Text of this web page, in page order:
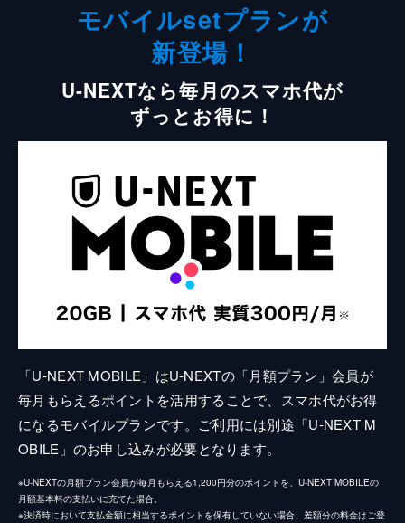
モバイルsetプランが
新登場！
U-NEXTなら毎月のスマホ代が
ずっとお得に！
「U-NEXT MOBILE」はU-NEXTの「月額プラン」会員が
毎月もらえるポイントを活用することで、スマホ代がお得
になるモバイルプランです。ご利用には別途「U-NEXT M
OBILE」のお申し込みが必要となります。
※U-NEXTの月額プラン会員が毎月もらえる1,200円分のポイントを、U-NEXT MOBILEの
月額基本料の支払いに充てた場合。
※決済時において支払金額に相当するポイントを保有していない場合、差額分の料金はご登